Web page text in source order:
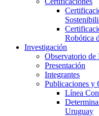
Robótica
Investigación
Observatorio de
Presentación
Integrantes
Publicaciones y
Línea
Uruguay